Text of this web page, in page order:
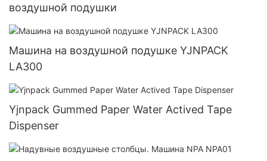
воздушной подушки
Машина на воздушной подушке YJNPACK
LA300
Yjnpack Gummed Paper Water Actived Tape
Dispenser